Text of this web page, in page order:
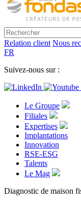
Relation client Nous
FR
Suivez-nous sur :
Le Groupe
Filiales
Expertises
Implantations
Innovation
RSE-ESG
Talents
Le Mag
Diagnostic de maison